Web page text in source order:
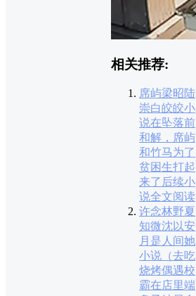
相关推荐:
席屿梁昭陆
崇白皎皎小
说在坠落前
和解，席屿
和竹马为了
贫困生打起
来了后续小
说全文阅读
许念林野夏
知微沈以安
月是人间她
小说（去吃
烧烤偶遇校
霸在店里端